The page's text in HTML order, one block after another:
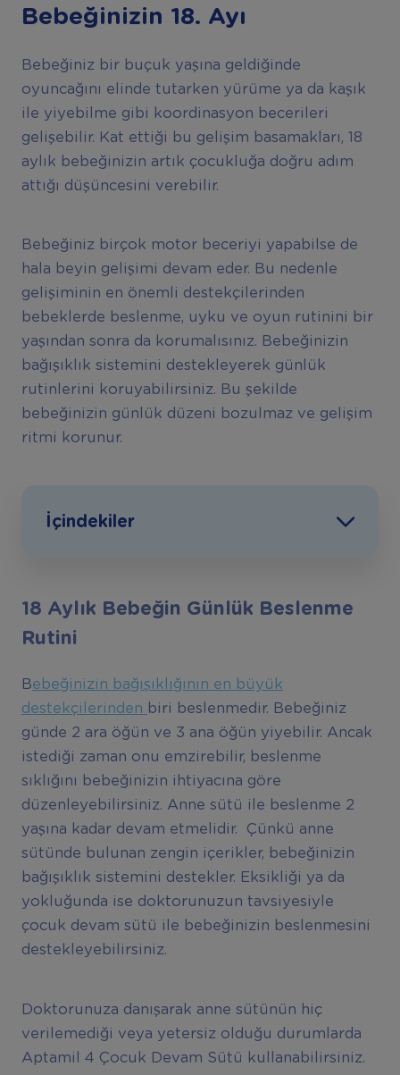
Bebeğinizin 18. Ayı
Bebeğiniz bir buçuk yaşına geldiğinde
oyuncağını elinde tutarken yürüme ya da kaşık
ile yiyebilme gibi koordinasyon becerileri
gelişebilir. Kat ettiği bu gelişim basamakları, 18
aylık bebeğinizin artık çocukluğa doğru adım
attığı düşüncesini verebilir.
Bebeğiniz birçok motor beceriyi yapabilse de
hala beyin gelişimi devam eder. Bu nedenle
gelişiminin en önemli destekçilerinden
bebeklerde beslenme, uyku ve oyun rutinini bir
yaşından sonra da korumalısınız. Bebeğinizin
bağışıklık sistemini destekleyerek günlük
rutinlerini koruyabilirsiniz. Bu şekilde
bebeğinizin günlük düzeni bozulmaz ve gelişim
ritmi korunur.
İçindekiler
18 Aylık Bebeğin Günlük Beslenme
Rutini
Bebeğinizin bağışıklığının en büyük
destekçilerinden biri beslenmedir. Bebeğiniz
günde 2 ara öğün ve 3 ana öğün yiyebilir. Ancak
istediği zaman onu emzirebilir, beslenme
sıklığını bebeğinizin ihtiyacına göre
düzenleyebilirsiniz. Anne sütü ile beslenme 2
yaşına kadar devam etmelidir. Çünkü anne
sütünde bulunan zengin içerikler, bebeğinizin
bağışıklık sistemini destekler. Eksikliği ya da
yokluğunda ise doktorunuzun tavsiyesiyle
çocuk devam sütü ile bebeğinizin beslenmesini
destekleyebilirsiniz.
Doktorunuza danışarak anne sütünün hiç
verilemediği veya yetersiz olduğu durumlarda
Aptamil 4 Çocuk Devam Sütü kullanabilirsiniz.